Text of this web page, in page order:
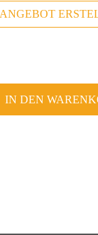
ANGEBOT
IN DEN